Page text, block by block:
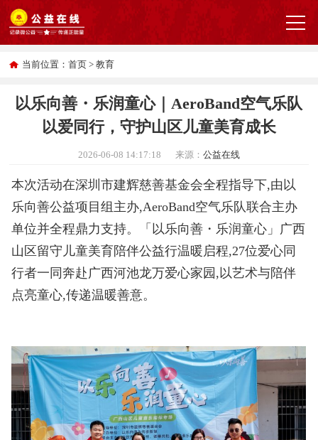
当前位置：首页 >教育
以乐向善・乐润童心｜AeroBand空气乐队
以爱同行，守护山区儿童美育成长
2026-06-08 14:17:18 来源：公益在线
本次活动在深圳市建辉慈善基金会全程指导下,由以
乐向善公益项目组主办,AeroBand空气乐队联合主办
单位并全程鼎力支持。「以乐向善・乐润童心」广西
山区留守儿童美育陪伴公益行温暖启程,27位爱心同
行者一同奔赴广西河池龙万爱心家园,以艺术与陪伴
点亮童心,传递温暖善意。